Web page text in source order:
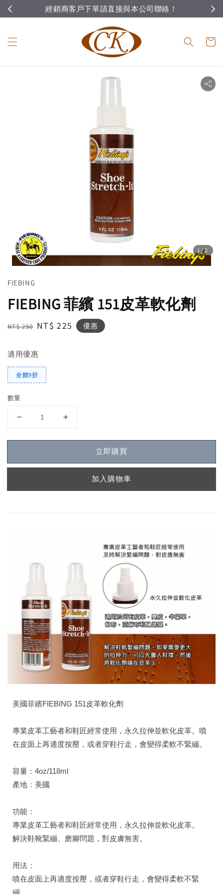
經銷商客戶下單請直接與本公司聯絡！
1 /2
FIEBING
FIEBING 菲繽 151皮革軟化劑
Regular
NT$ 250 Sale
NT$ 225 優惠
適用優惠
全館9折
數量
立即購買
加入購物車
美國菲繽FIEBING 151皮革軟化劑
專業皮革工藝者和鞋匠經常使用，永久拉伸並軟化皮革。噴
在皮面上再適度按壓，或者穿鞋行走，會變得柔軟不緊繃。
容量：4oz/118ml
產地：美國
功能：
專業皮革工藝者和鞋匠經常使用，永久拉伸並軟化皮革。
解決鞋靴緊繃、磨腳問題，對皮膚無害。
用法：
噴在皮面上再適度按壓，或者穿鞋行走，會變得柔軟不緊
繃。